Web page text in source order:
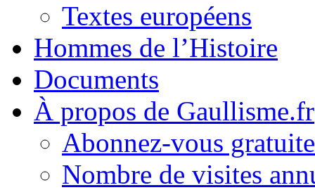
Textes européens
Hommes de l’Histoire
Documents
À propos de Gaullisme.fr
Abonnez-vous
Nombre de visites